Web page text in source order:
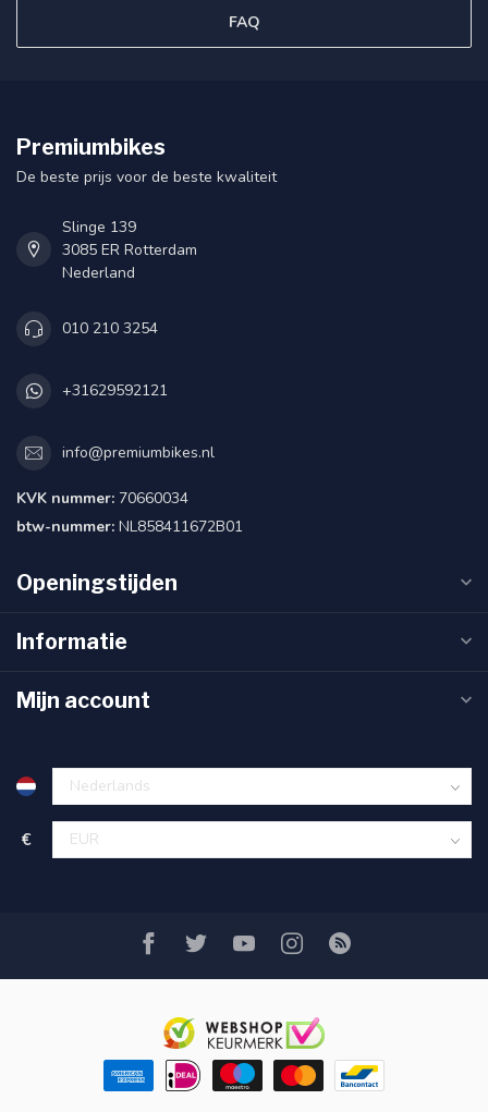
FAQ
Premiumbikes
De beste prijs voor de beste kwaliteit
Slinge 139
3085 ER Rotterdam
Nederland
010 210 3254
+31629592121
info@premiumbikes.nl
KVK nummer: 70660034
btw-nummer: NL858411672B01
Openingstijden
Informatie
Mijn account
€